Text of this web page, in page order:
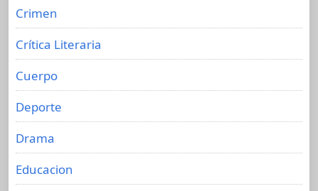
Crimen
Crítica Literaria
Cuerpo
Deporte
Drama
Educacion